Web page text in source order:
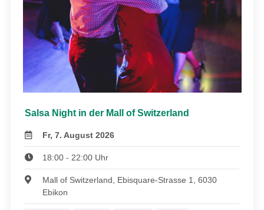
Salsa Night in der Mall of Switzerland
Fr, 7. August 2026
18:00 - 22:00 Uhr
Mall of Switzerland, Ebisquare-Strasse 1, 6030
Ebikon